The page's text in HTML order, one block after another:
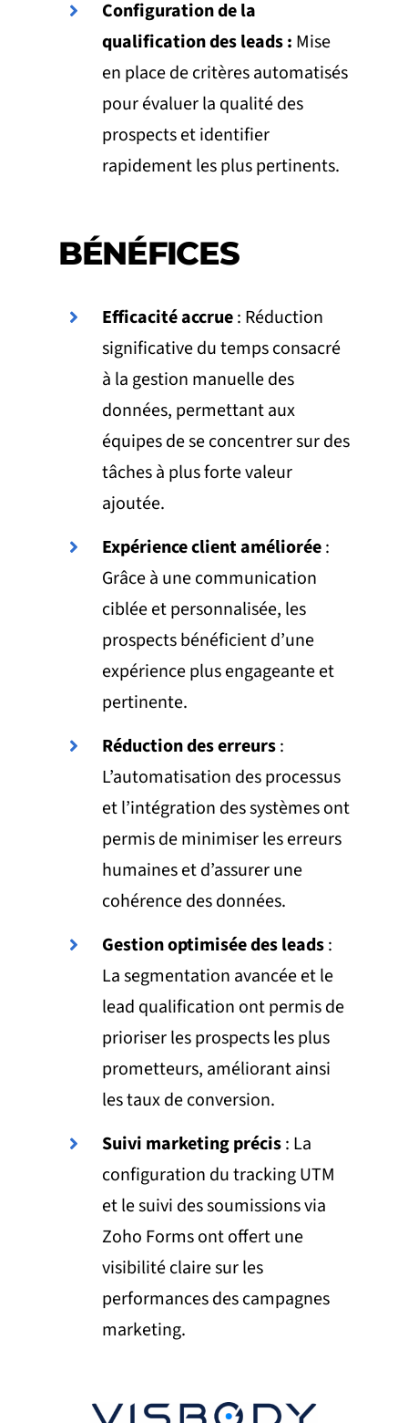
Configuration de la
qualification des leads : Mise
en place de critères automatisés
pour évaluer la qualité des
prospects et identifier
rapidement les plus pertinents.
BÉNÉFICES
Efficacité accrue: Réduction
significative du temps consacré
à la gestion manuelle des
données, permettant aux
équipes de se concentrer sur des
tâches à plus forte valeur
ajoutée.
Expérience client améliorée:
Grâce à une communication
ciblée et personnalisée, les
prospects bénéficient d’une
expérience plus engageante et
pertinente.
Réduction des erreurs:
L’automatisation des processus
et l’intégration des systèmes ont
permis de minimiser les erreurs
humaines et d’assurer une
cohérence des données.
Gestion optimisée des leads:
La segmentation avancée et le
lead qualification ont permis de
prioriser les prospects les plus
prometteurs, améliorant ainsi
les taux de conversion.
Suivi marketing précis: La
configuration du tracking UTM
et le suivi des soumissions via
Zoho Forms ont offert une
visibilité claire sur les
performances des campagnes
marketing.